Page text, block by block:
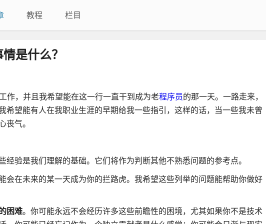
教程 栏目
是什么？
作，并且我希望能在这一行一直干到成为老程序员的那一天。一路走来，
望能有人在我职业生涯的早期给我一些指引，这样的话，当一些我未曾
气。
验是我们理解的基础。它们将作为判断其他不熟悉问题的参考点。
会在未来的某一天成为你的拦路虎。我希望这些列举的问题能帮助你做好
困难。你可能永远不会经历许多这些前瞻性的困境，尤其如果你不是技术